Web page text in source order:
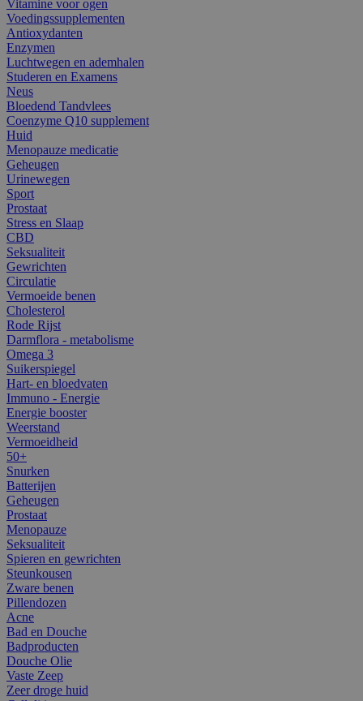
Vitamine voor ogen
Voedingssupplementen
Antioxydanten
Enzymen
Luchtwegen en ademhalen
Studeren en Examens
Neus
Bloedend Tandvlees
Coenzyme Q10 supplement
Huid
Menopauze medicatie
Geheugen
Urinewegen
Sport
Prostaat
Stress en Slaap
CBD
Seksualiteit
Gewrichten
Circulatie
Vermoeide benen
Cholesterol
Rode Rijst
Darmflora - metabolisme
Omega 3
Suikerspiegel
Hart- en bloedvaten
Immuno - Energie
Energie booster
Weerstand
Vermoeidheid
50+
Snurken
Batterijen
Geheugen
Prostaat
Menopauze
Seksualiteit
Spieren en gewrichten
Steunkousen
Zware benen
Pillendozen
Acne
Bad en Douche
Badproducten
Douche Olie
Vaste Zeep
Zeer droge huid